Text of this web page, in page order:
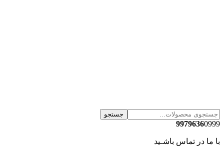
جستجو
99796360999
با ما در تماس باشـید